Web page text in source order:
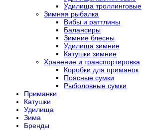
Удилища троллинговые
Зимняя рыбалка
Вибы и раттлины
Балансиры
Зимние блесны
Удилища зимние
Катушки зимние
Хранение и транспортировка
Коробки для приманок
Поясные сумки
Рыболовные сумки
Приманки
Катушки
Удилища
Зима
Бренды